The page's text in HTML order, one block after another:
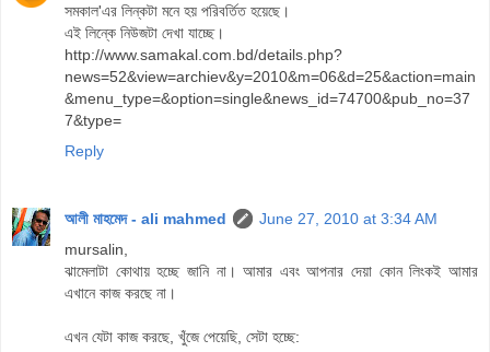
সমকাল'এর লিন্কটা মনে হয় পরিবর্তিত হয়েছে।
এই লিন্কে নিউজটা দেখা যাচ্ছে।
http://www.samakal.com.bd/details.php?
news=52&view=archiev&y=2010&m=06&d=25&action=main
&menu_type=&option=single&news_id=74700&pub_no=37
7&type=
Reply
আলী মাহমেদ - ali mahmed
June 27, 2010 at 3:34 AM
mursalin,
ঝামেলাটা কোথায় হচ্ছে জানি না। আমার এবং আপনার দেয়া কোন লিংকই আমার
এখানে কাজ করছে না।
এখন যেটা কাজ করছে, খুঁজে পেয়েছি, সেটা হচ্ছে: